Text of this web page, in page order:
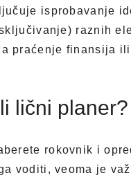
isprobavanje
raznih
praćenje finansija
lični planer?
rokovnik i
voditi, veoma je